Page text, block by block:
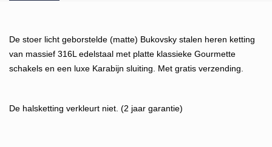
De stoer licht geborstelde (matte) Bukovsky stalen heren ketting
van massief 316L edelstaal met platte klassieke Gourmette
schakels en een luxe Karabijn sluiting. Met gratis verzending.
De halsketting verkleurt niet. (2 jaar garantie)